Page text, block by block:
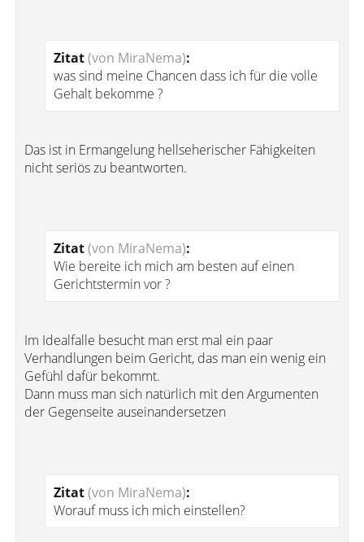
Zitat(von MiraNema):
was sind meine Chancen dass ich für die volle
Gehalt bekomme ?
Das ist in Ermangelung hellseherischer Fähigkeiten
nicht seriös zu beantworten.
Zitat(von MiraNema):
Wie bereite ich mich am besten auf einen
Gerichtstermin vor ?
Im Idealfalle besucht man erst mal ein paar
Verhandlungen beim Gericht, das man ein wenig ein
Gefühl dafür bekommt.
Dann muss man sich natürlich mit den Argumenten
der Gegenseite auseinandersetzen
Zitat(von MiraNema):
Worauf muss ich mich einstellen?